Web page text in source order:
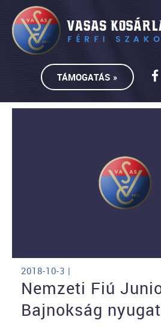
TÁMOGATÁS »
2018-10-3 |
Nemzeti Fiú
Bajnokság